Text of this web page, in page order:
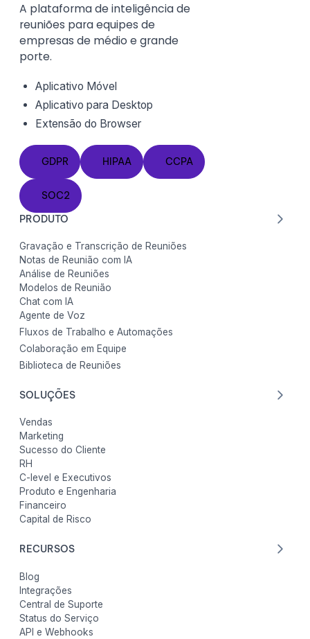
A plataforma de inteligência de
reuniões para equipes de
empresas de médio e grande
porte.
Aplicativo Móvel
Aplicativo para Desktop
Extensão do Browser
GDPR
GDPR
HIPAA
HIPAA
CCPA
CCPA
SOC2
SOC2
PRODUTO
Gravação e Transcrição de Reuniões
Notas de Reunião com IA
Análise de Reuniões
Modelos de Reunião
Chat com IA
Agente de Voz
Fluxos de Trabalho e Automações
Colaboração em Equipe
Biblioteca de Reuniões
SOLUÇÕES
Vendas
Marketing
Sucesso do Cliente
RH
C-level e Executivos
Produto e Engenharia
Financeiro
Capital de Risco
RECURSOS
Blog
Integrações
Central de Suporte
Status do Serviço
API e Webhooks